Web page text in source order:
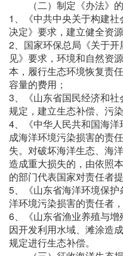
（二）制定《办法》
1、《中共中央关于构建
决定》要求，建立健全资
2、国家环保总局《关于
见》要求，环境和自然资
本，履行生态环境恢复责
容量的费用；
3、《山东省国民经济和社
规定，建立生态补偿、污
4、《中华人民共和国海
成海洋环境污染损害的责
失。对破坏海洋生态、海
造成重大损失的，由依照
的部门代表国家对责任者
5、《山东省海洋环境保
洋环境污染损害的责任者
6、《山东省渔业养殖与增
因开发利用水域、滩涂造
规定进行生态补偿。